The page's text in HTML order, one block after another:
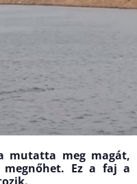
mutatta meg magát,
Ez a faj a